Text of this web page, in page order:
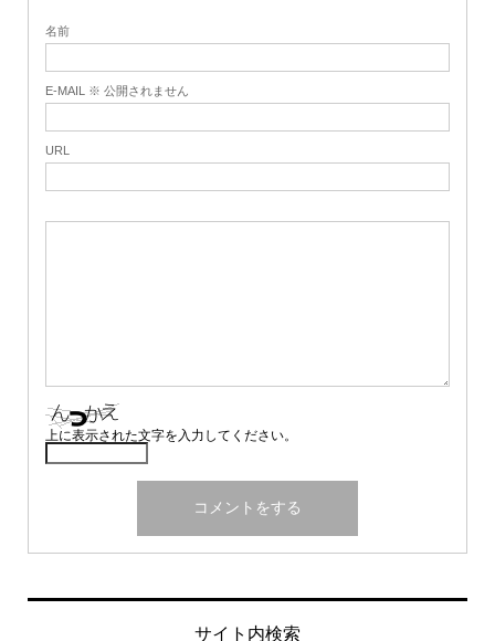
名前
E-MAIL ※ 公開されません
URL
上に表示された文字を入力してください。
サイト内検索